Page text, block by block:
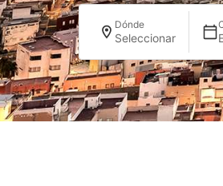
Dónde
Seleccionar